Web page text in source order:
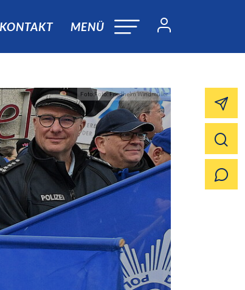
KONTAKT MENÜ
Foto:Foto: Friedhelm Windmüller